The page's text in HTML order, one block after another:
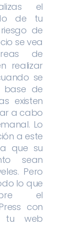
el
de tu
de
se vea
de
realizar
se
de
existen
a cabo
Lo
a este
que su
sean
Pero
lo que
el
con
tu web